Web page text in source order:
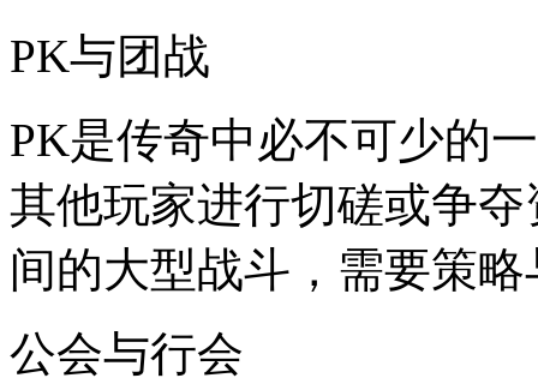
PK与团战
PK是传奇中必不可少的
其他玩家进行切磋或争
间的大型战斗，需要策
公会与行会